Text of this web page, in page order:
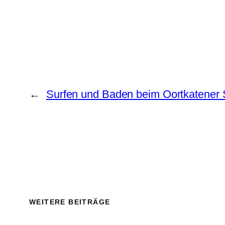
← Surfen und Baden beim Oortkatener
WEITERE BEITRÄGE